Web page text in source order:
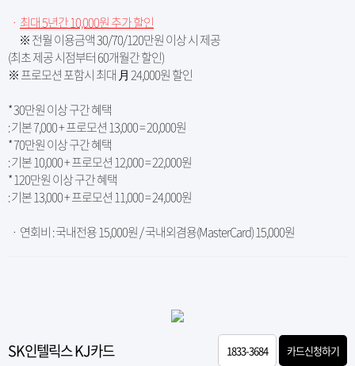
ㆍ 최대 5년간 10,000원 추가 할인
※ 전월 이용금액 30/70/120만원 이상 시 제공
(최초 제공 시점부터 60개월간 할인)
※ 프로모션 포함시 최대 月 24,000원 할인
* 30만원 이상 구간 혜택
: 기본 7,000 + 프로모션 13,000 = 20,000원
* 70만원 이상 구간 혜택
: 기본 10,000 + 프로모션 12,000 = 22,000원
* 120만원 이상 구간 혜택
: 기본 13,000 + 프로모션 11,000 = 24,000원
ㆍ 연회비 : 국내전용 15,000원 / 국내외겸용(MasterCard) 15,000원
SK인텔릭스 KJ카드 1833-3684 카드신청하기